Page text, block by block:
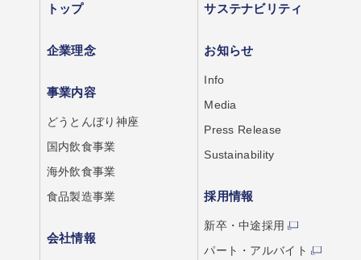
トップ
企業理念
事業内容
どうとんぼり神座
国内飲食事業
海外飲食事業
食品製造事業
会社情報
サステナビリティ
お知らせ
Info
Media
Press Release
Sustainability
採用情報
新卒・中途採用
パート・アルバイト